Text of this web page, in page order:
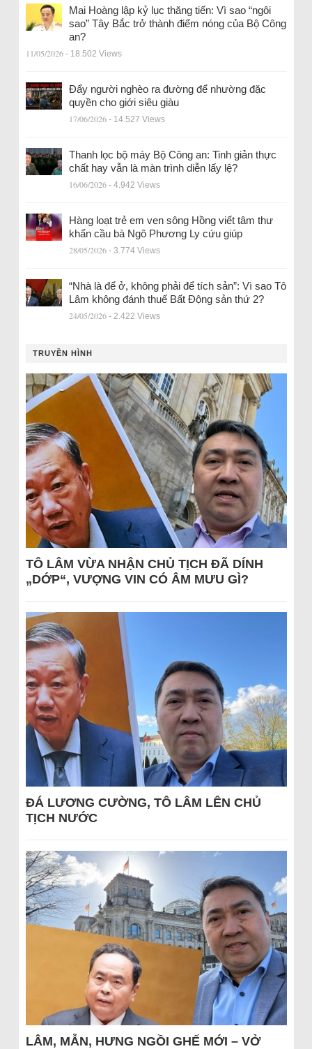
Mai Hoàng lập kỷ lục thăng tiến: Vì sao “ngôi
sao” Tây Bắc trở thành điểm nóng của Bộ Công
an?
11/05/2026 - 18.502 Views
Đẩy người nghèo ra đường để nhường đặc
quyền cho giới siêu giàu
17/06/2026 - 14.527 Views
Thanh lọc bộ máy Bộ Công an: Tinh giản thực
chất hay vẫn là màn trình diễn lấy lệ?
16/06/2026 - 4.942 Views
Hàng loạt trẻ em ven sông Hồng viết tâm thư
khẩn cầu bà Ngô Phương Ly cứu giúp
28/05/2026 - 3.774 Views
“Nhà là để ở, không phải để tích sản”: Vì sao Tô
Lâm không đánh thuế Bất Động sản thứ 2?
24/05/2026 - 2.422 Views
TRUYỀN HÌNH
TÔ LÂM VỪA NHẬN CHỦ TỊCH ĐÃ DÍNH
„DỚP“, VƯỢNG VIN CÓ ÂM MƯU GÌ?
ĐÁ LƯƠNG CƯỜNG, TÔ LÂM LÊN CHỦ
TỊCH NƯỚC
LÂM, MẪN, HƯNG NGỒI GHẾ MỚI – VỞ